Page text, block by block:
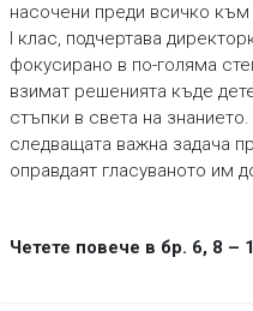
насочени преди всичко
I клас, подчертава
фокусирано в по-голяма
взимат решенията къде
стъпки в света на
следващата важна задача
оправдаят гласуваното им
Четете повече в бр. 6, 8 –